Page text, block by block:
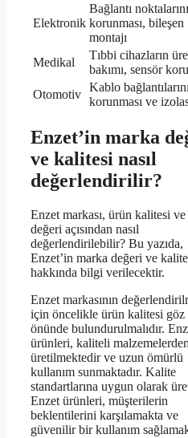
Elektronik
Bağlantı
korunması, bileşen
montajı
Medikal
Tıbbi cihazların
bakımı, sensör
Otomotiv
Kablo
korunması ve
Enzet’in marka
ve kalitesi nasıl
değerlendirilir?
Enzet markası, ürün kalitesi
değeri açısından nasıl
değerlendirilebilir? Bu yazıda,
Enzet’in marka değeri ve
hakkında bilgi verilecektir.
Enzet markasının
için öncelikle ürün kalitesi göz
önünde bulundurulmalıdır.
ürünleri, kaliteli malzemelerden
üretilmektedir ve uzun ömürlü
kullanım sunmaktadır. Kalite
standartlarına uygun olarak
Enzet ürünleri, müşterilerin
beklentilerini karşılamakta ve
güvenilir bir kullanım